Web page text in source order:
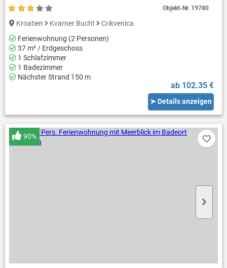
Kroatien Kvarner Bucht
Crikvenica
Ferienwohnung (2 Personen)
37 m² / Erdgeschoss
1 Schlafzimmer
1 Badezimmer
Nächster Strand 150 m
ab 102.35 €
➤ Details anzeigen
Objekt-Nr. 19780
90%